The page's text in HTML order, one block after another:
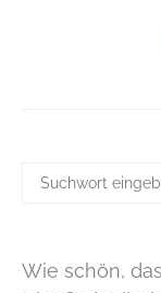
SUCHE
Wie schön,